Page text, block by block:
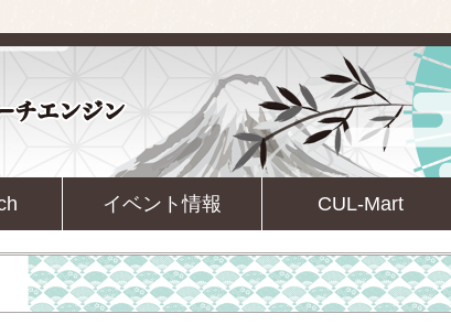
イベント情報 CUL-Mart